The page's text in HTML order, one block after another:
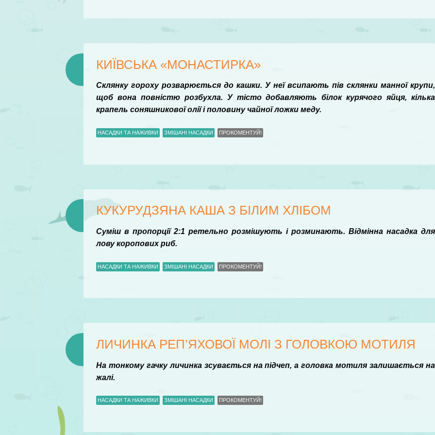
КИЇВСЬКА «МОНАСТИРКА»
Склянку гороху розварюється до кашки. У неї всипають пів склянки манної крупи,
щоб вона повністю розбухла. У тісто добавляють білок курячого яйця, кілька
крапель соняшникової олії і половину чайної ложки меду.
НАСАДКИ ТА НАЖИВКИ ЗМІШАНІ НАСАДКИ ПРОКОМЕНТУЙ!
КУКУРУДЗЯНА КАША З БІЛИМ ХЛІБОМ
Суміш в пропорції 2:1 ретельно розмішують і розминають. Відмінна насадка для
лову коропових риб.
НАСАДКИ ТА НАЖИВКИ ЗМІШАНІ НАСАДКИ ПРОКОМЕНТУЙ!
ЛИЧИНКА РЕП’ЯХОВОЇ МОЛІ З ГОЛОВКОЮ МОТИЛЯ
На тонкому гачку личинка зсувається на підчеп, а головка мотиля залишається на
жалі.
НАСАДКИ ТА НАЖИВКИ ЗМІШАНІ НАСАДКИ ПРОКОМЕНТУЙ!